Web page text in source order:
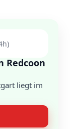
Redcoon
liegt im